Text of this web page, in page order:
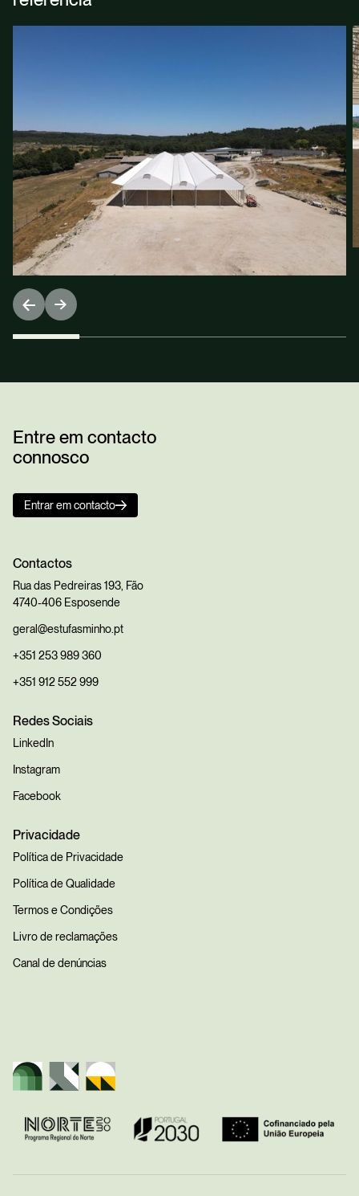
Entre em contacto
connosco
Entrar em contacto
Contactos
Rua das Pedreiras 193, Fão
4740-406 Esposende
geral@estufasminho.pt
+351 253 989 360
+351 912 552 999
Redes Sociais
LinkedIn
Instagram
Facebook
Privacidade
Política de Privacidade
Política de Qualidade
Termos e Condições
Livro de reclamações
Canal de denúncias